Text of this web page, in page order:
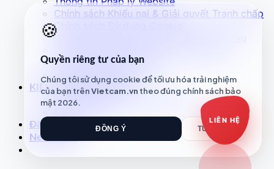
LIÊN HỆ
Chính sách Khiếu nại & Giải quyết Tranh chấp
Chính sách Sử dụng Cookie
Chính sách Giao hàng / Cung cấp dịch vụ
Chính Sách Thanh Toán
Hướng Dẫn Sử Dụng
KIỂM TRA ĐƠN HÀNG
Kiểm Tra Tiến Trình Đơn Hàng
Đăng nhập
Newsletter
🍪
Quyền riêng tư của bạn
Chúng tôi sử dụng cookie để tối ưu hóa trải nghiệm
của bạn trênVietcam.vn theo đúng chính sách bảo
mật 2026.
ĐỒNG Ý TỪ CHỐI